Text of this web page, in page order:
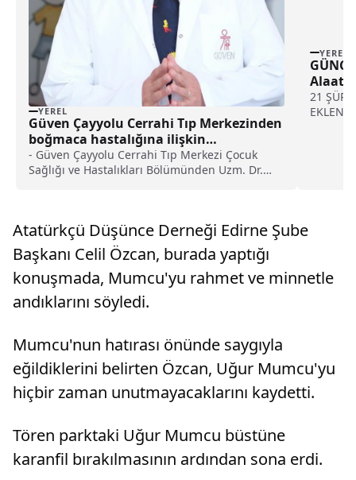
YEREL
Güven Çayyolu Cerrahi Tıp Merkezinden
boğmaca hastalığına ilişkin
değerlendirme haberi
- Güven Çayyolu Cerrahi Tıp Merkezi Çocuk
Sağlığı ve Hastalıkları Bölümünden Uzm. Dr.
YEREL
21
EKLENDİ
Atatürkçü Düşünce Derneği Edirne Şube
Başkanı Celil Özcan, burada yaptığı
konuşmada, Mumcu'yu rahmet ve minnetle
andıklarını söyledi.
Mumcu'nun hatırası önünde saygıyla
eğildiklerini belirten Özcan, Uğur Mumcu'yu
hiçbir zaman unutmayacaklarını kaydetti.
Tören parktaki Uğur Mumcu büstüne
karanfil bırakılmasının ardından sona erdi.